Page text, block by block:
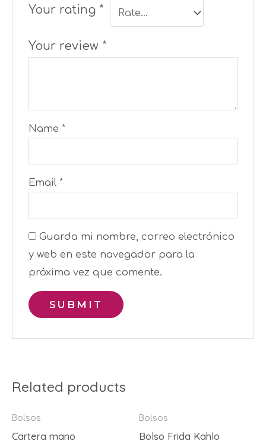
Your rating *
Your review *
Name*
Email*
Guarda mi nombre, correo electrónico
y web en este navegador para la
próxima vez que comente.
Related products
Bolsos
Cartera mano
Bolsos
Bolso Frida Kahlo